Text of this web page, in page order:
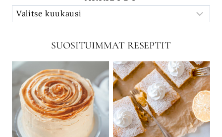
SUOSITUIMMAT RESEPTIT